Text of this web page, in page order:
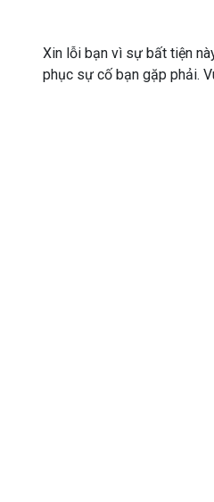
Xin lỗi bạn vì sự bất tiện
phục sự cố bạn gặp phải.